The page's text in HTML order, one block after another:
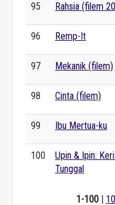
95 Rahsia (filem
96 Remp-It
97 Mekanik (filem)
98 Cinta (filem)
99 Ibu Mertua-ku
100
Upin & Ipin:
Tunggal
1-100 |